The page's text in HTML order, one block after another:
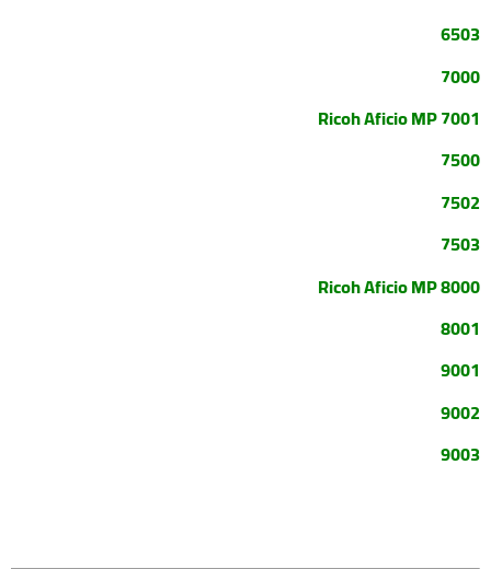
6503
7000
Ricoh Aficio MP 7001
7500
7502
7503
Ricoh Aficio MP 8000
8001
9001
9002
9003